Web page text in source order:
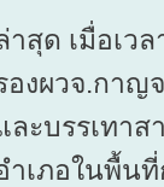
าสุด เมื่อเว
องผวจ.กาญ
ละบรรเทา
ำเภอในพื้น